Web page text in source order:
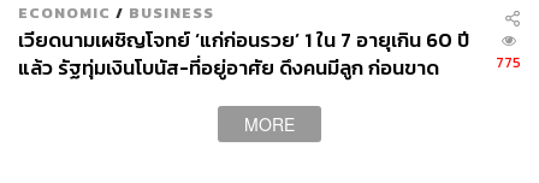
ECONOMIC / BUSINESS
เวียดนามเผชิญโจทย์ ‘แก่ก่อนรวย’ 1 ใน 7 อายุเกิน 60 ปี
แล้ว รัฐทุ่มเงินโบนัส-ที่อยู่อาศัย ดึงคนมีลูก ก่อนขาด
775
MORE